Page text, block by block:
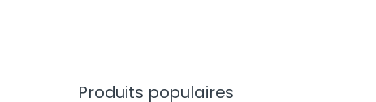
Produits populaires